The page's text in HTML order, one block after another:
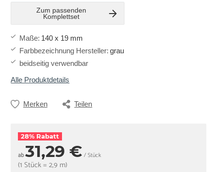
Zum passenden
Komplettset
Maße: 140 x 19 mm
Farbbezeichnung Hersteller: grau
beidseitig verwendbar
Alle Produktdetails
Merken Teilen
28% Rabatt
ab31,29 € / Stück
(1 Stück = 2,9 m)